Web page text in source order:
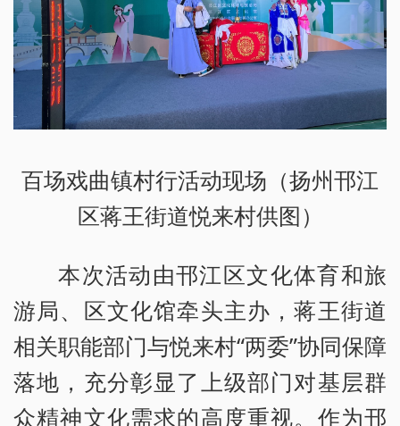
百场戏曲镇村行活动现场（扬州邗江
区蒋王街道悦来村供图）
本次活动由邗江区文化体育和旅
游局、区文化馆牵头主办，蒋王街道
相关职能部门与悦来村“两委”协同保障
落地，充分彰显了上级部门对基层群
众精神文化需求的高度重视。作为邗